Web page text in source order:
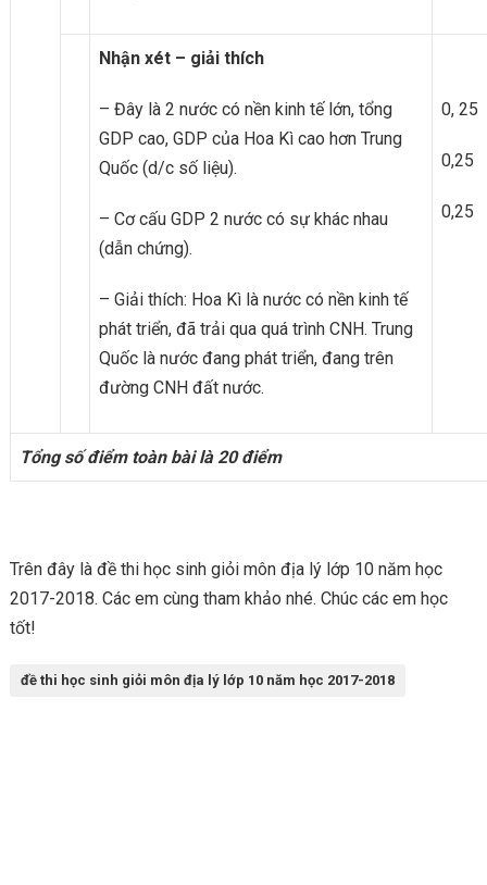
Nhận xét – giải thích
– Đây là 2 nước có nền kinh tế lớn, tổng
GDP cao, GDP của Hoa Kì cao hơn Trung
Quốc (d/c số liệu).
– Cơ cấu GDP 2 nước có sự khác nhau
(dẫn chứng).
– Giải thích: Hoa Kì là nước có nền kinh tế
phát triển, đã trải qua quá trình CNH. Trung
Quốc là nước đang phát triển, đang trên
đường CNH đất nước.
0, 25
0,25
0,25
Tổng số điểm toàn bài là 20 điểm
Trên đây là đề thi học sinh giỏi môn địa lý lớp 10 năm học
2017-2018. Các em cùng tham khảo nhé. Chúc các em học
tốt!
đề thi học sinh giỏi môn địa lý lớp 10 năm học 2017-2018